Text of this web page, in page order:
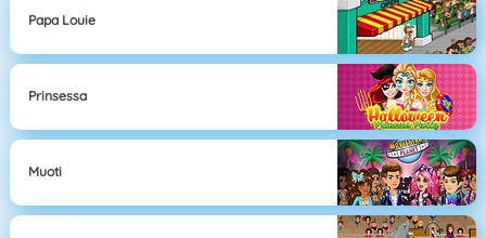
Papa Louie
Prinsessa
Muoti